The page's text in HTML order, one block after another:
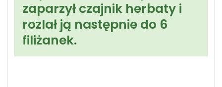
zaparzył czajnik herbaty i
rozlał ją następnie do 6
filiżanek.